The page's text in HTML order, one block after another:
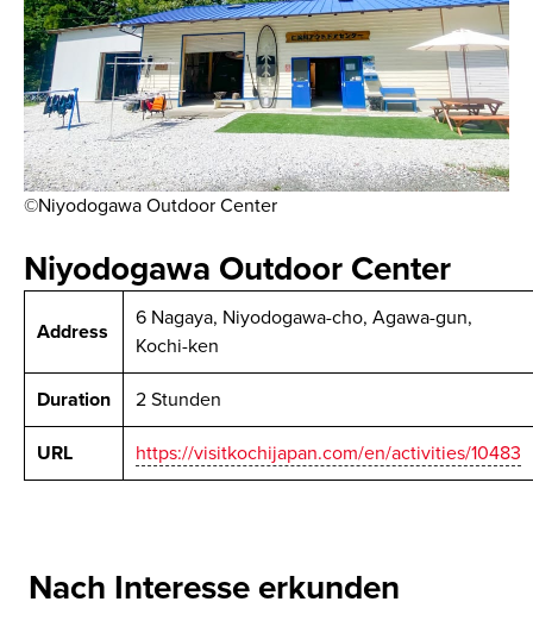
©Niyodogawa Outdoor Center
Niyodogawa Outdoor Center
Address
6 Nagaya, Niyodogawa-cho, Agawa-gun,
Kochi-ken
Duration 2 Stunden
URL https://visitkochijapan.com/en/activities/10483
Nach Interesse erkunden